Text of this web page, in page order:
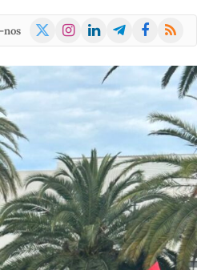
nos
X
Instagram
LinkedInTelegramFacebook
RSS